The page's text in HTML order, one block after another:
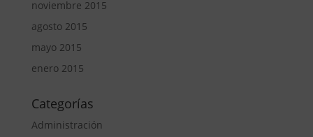
noviembre 2015
agosto 2015
mayo 2015
enero 2015
Categorías
Administración